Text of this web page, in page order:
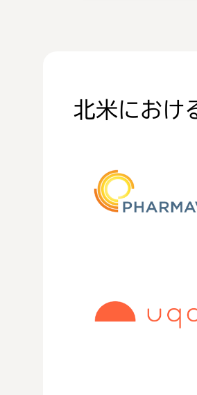
北米におけ